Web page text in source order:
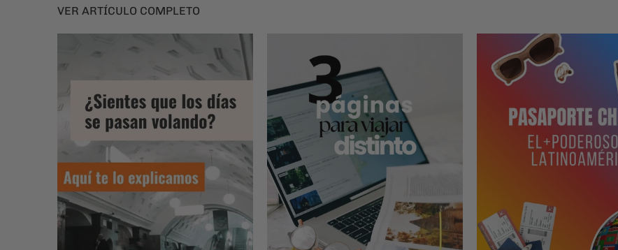
VER ARTÍCULO COMPLETO